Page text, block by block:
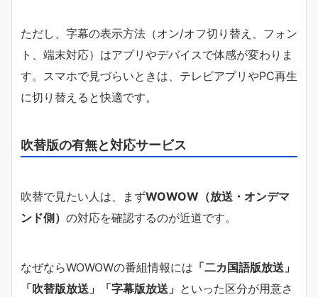
ただし、字幕の表示方法（オン/オフ切り替え、フォン
ト、端末対応）はアプリやデバイスで体感が変わりま
す。スマホで見づらいときは、テレビアプリやPC再生
に切り替えると快適です。
吹替版の有無と対応サービス
吹替で見たい人は、まずWOWOW（放送・オンデマ
ンド側） の対応を確認するのが近道です。
なぜならWOWOWの番組情報には 「二カ国語版放送」
「吹替版放送」「字幕版放送」 といった区分が用意さ